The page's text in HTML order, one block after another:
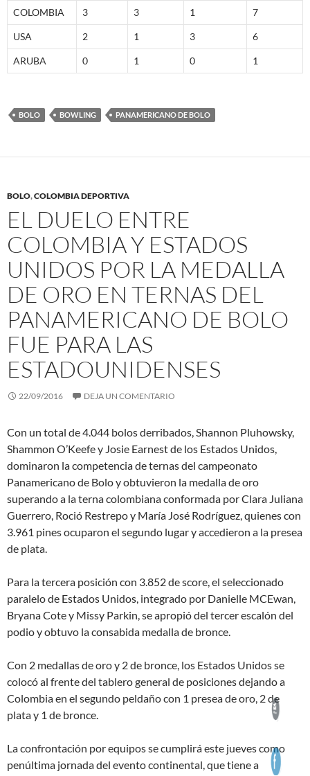
COLOMBIA 3 3 1 7
USA 2 1 3 6
ARUBA 0 1 0 1
BOLO BOWLING PANAMERICANO DE BOLO
BOLO,COLOMBIA DEPORTIVA
EL DUELO ENTRE
COLOMBIA Y ESTADOS
UNIDOS POR LA MEDALLA
DE ORO EN TERNAS DEL
PANAMERICANO DE BOLO
FUE PARA LAS
ESTADOUNIDENSES
22/09/2016 DEJA UN COMENTARIO
Con un total de 4.044 bolos derribados, Shannon Pluhowsky,
Shammon O’Keefe y Josie Earnest de los Estados Unidos,
dominaron la competencia de ternas del campeonato
Panamericano de Bolo y obtuvieron la medalla de oro
superando a la terna colombiana conformada por Clara Juliana
Guerrero, Roció Restrepo y María José Rodríguez, quienes con
3.961 pines ocuparon el segundo lugar y accedieron a la presea
de plata.
Para la tercera posición con 3.852 de score, el seleccionado
paralelo de Estados Unidos, integrado por Danielle MCEwan,
Bryana Cote y Missy Parkin, se apropió del tercer escalón del
podio y obtuvo la consabida medalla de bronce.
Con 2 medallas de oro y 2 de bronce, los Estados Unidos se
colocó al frente del tablero general de posiciones dejando a
Colombia en el segundo peldaño con 1 presea de oro, 2 de
plata y 1 de bronce.
La confrontación por equipos se cumplirá este jueves como
penúltima jornada del evento continental, que tiene a